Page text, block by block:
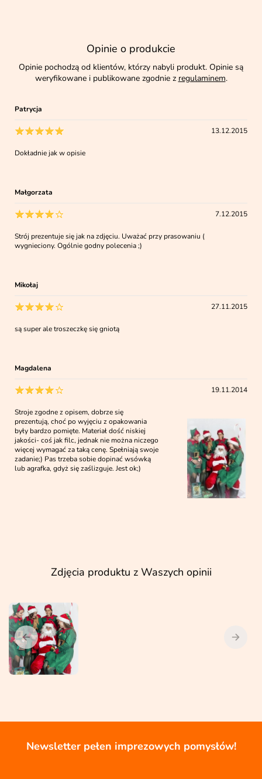
Opinie o produkcie
Opinie pochodzą od klientów, którzy nabyli produkt. Opinie są
weryfikowane i publikowane zgodnie z regulaminem.
Patrycja
13.12.2015
Dokładnie jak w opisie
Małgorzata
7.12.2015
Strój prezentuje się jak na zdjęciu. Uważać przy prasowaniu (
wygnieciony. Ogólnie godny polecenia ;)
Mikołaj
27.11.2015
są super ale troszeczkę się gniotą
Magdalena
19.11.2014
Stroje zgodne z opisem, dobrze się
prezentują, choć po wyjęciu z opakowania
były bardzo pomięte. Materiał dość niskiej
jakości- coś jak filc, jednak nie można niczego
więcej wymagać za taką cenę. Spełniają swoje
zadanie;) Pas trzeba sobie dopinać wsówką
lub agrafka, gdyż się zaślizguje. Jest ok;)
Zdjęcia produktu z Waszych opinii
Newsletter pełen imprezowych pomysłów!